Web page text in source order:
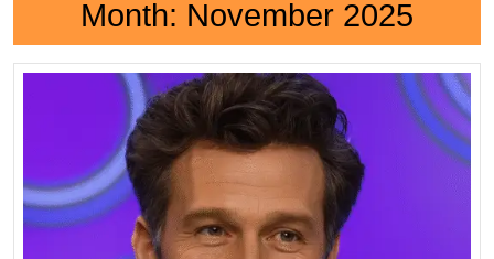
Month: November 2025